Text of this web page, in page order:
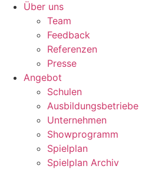
Über uns
Team
Feedback
Referenzen
Presse
Angebot
Schulen
Ausbildungsbetriebe
Unternehmen
Showprogramm
Spielplan
Spielplan Archiv